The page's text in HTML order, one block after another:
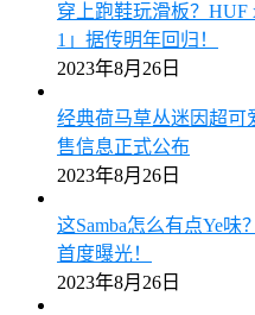
穿上跑鞋玩滑板？HUF
1」据传明年回归！
2023年8月26日
经典荷马草丛迷因超可
售信息正式公布
2023年8月26日
这Samba怎么有点Ye味
首度曝光！
2023年8月26日